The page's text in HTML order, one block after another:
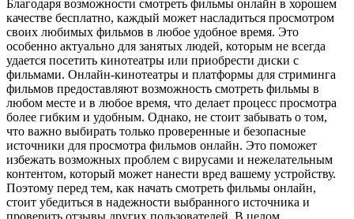
Благодаря возможности смотреть фильмы онлайн в хорошем
качестве бесплатно, каждый может насладиться просмотром
своих любимых фильмов в любое удобное время. Это
особенно актуально для занятых людей, которым не всегда
удается посетить кинотеатры или приобрести диски с
фильмами. Онлайн-кинотеатры и платформы для стриминга
фильмов предоставляют возможность смотреть фильмы в
любом месте и в любое время, что делает процесс просмотра
более гибким и удобным. Однако, не стоит забывать о том,
что важно выбирать только проверенные и безопасные
источники для просмотра фильмов онлайн. Это поможет
избежать возможных проблем с вирусами и нежелательным
контентом, который может нанести вред вашему устройству.
Поэтому перед тем, как начать смотреть фильмы онлайн,
стоит убедиться в надежности выбранного источника и